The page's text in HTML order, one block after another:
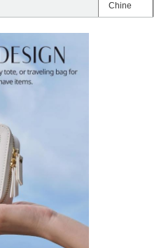
Chine